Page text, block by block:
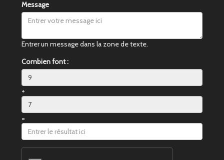
Message
Entrer un message dans la zone de texte.
Combien font :
+
=